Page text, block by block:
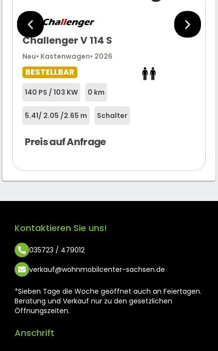
Challenger V 114 S
Neu• Kastenwagen• 2026
BESTELLBAR
140 PS / 103 KW 0 km
5.41/ 2.05 /2.65 m Schalter
Preis auf Anfrage
Kontaktieren Sie uns!
035723 / 479012
verkauf@wohnmobilcenter-sachsen.de
*Sieben Tage die Woche geöffnet auch an Feiertagen.
Beratung und Verkauf nur zu den gesetzlichen
Öffnungszeiten.
Anschrift